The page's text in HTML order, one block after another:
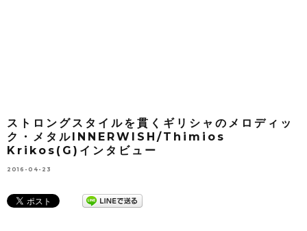
ストロングスタイルを貫くギリシャのメロディッ
ク・メタルINNERWISH/Thimios
Krikos(G)インタビュー
2016-04-23